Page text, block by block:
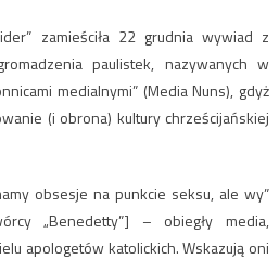
zamieściła 22 grudnia wywiad z
paulistek, nazywanych w
medialnymi” (Media Nuns), gdyż
(i obrona) kultury chrześcijańskiej
obsesje na punkcie seksu, ale wy”
„Benedetty”] – obiegły media,
apologetów katolickich. Wskazują oni